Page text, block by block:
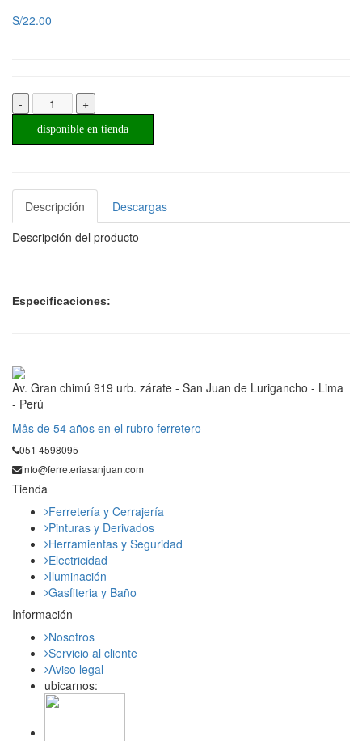
S/22.00
- +
disponible en tienda
Descripción
Descargas
Descripción del producto
Especificaciones:
Av. Gran chimú 919 urb. zárate - San Juan de Lurigancho - Lima
- Perú
Mås de 54 años en el rubro ferretero
051 4598095
info@ferreteriasanjuan.com
Tienda
Ferretería y Cerrajería
Pinturas y Derivados
Herramientas y Seguridad
Electricidad
Iluminación
Gasfiteria y Baño
Información
Nosotros
Servicio al cliente
Aviso legal
ubicarnos: